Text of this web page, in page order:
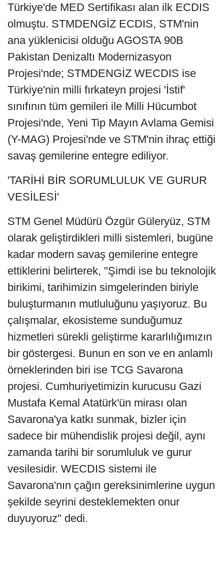
Türkiye'de MED Sertifikası alan ilk ECDIS
olmuştu. STMDENGİZ ECDIS, STM'nin
ana yüklenicisi olduğu AGOSTA 90B
Pakistan Denizaltı Modernizasyon
Projesi'nde; STMDENGİZ WECDIS ise
Türkiye'nin milli fırkateyn projesi 'İstif'
sınıfının tüm gemileri ile Milli Hücumbot
Projesi'nde, Yeni Tip Mayın Avlama Gemisi
(Y-MAG) Projesi'nde ve STM'nin ihraç ettiği
savaş gemilerine entegre ediliyor.
'TARİHİ BİR SORUMLULUK VE GURUR
VESİLESİ'
STM Genel Müdürü Özgür Güleryüz, STM
olarak geliştirdikleri milli sistemleri, bugüne
kadar modern savaş gemilerine entegre
ettiklerini belirterek, "Şimdi ise bu teknolojik
birikimi, tarihimizin simgelerinden biriyle
buluşturmanın mutluluğunu yaşıyoruz. Bu
çalışmalar, ekosisteme sunduğumuz
hizmetleri sürekli geliştirme kararlılığımızın
bir göstergesi. Bunun en son ve en anlamlı
örneklerinden biri ise TCG Savarona
projesi. Cumhuriyetimizin kurucusu Gazi
Mustafa Kemal Atatürk'ün mirası olan
Savarona'ya katkı sunmak, bizler için
sadece bir mühendislik projesi değil, aynı
zamanda tarihi bir sorumluluk ve gurur
vesilesidir. WECDIS sistemi ile
Savarona'nın çağın gereksinimlerine uygun
şekilde seyrini desteklemekten onur
duyuyoruz" dedi.